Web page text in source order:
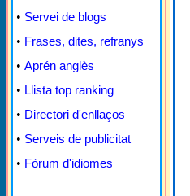
• Servei de blogs
• Frases, dites, refranys
• Aprén anglès
• Llista top ranking
• Directori d'enllaços
• Serveis de publicitat
• Fòrum d'idiomes